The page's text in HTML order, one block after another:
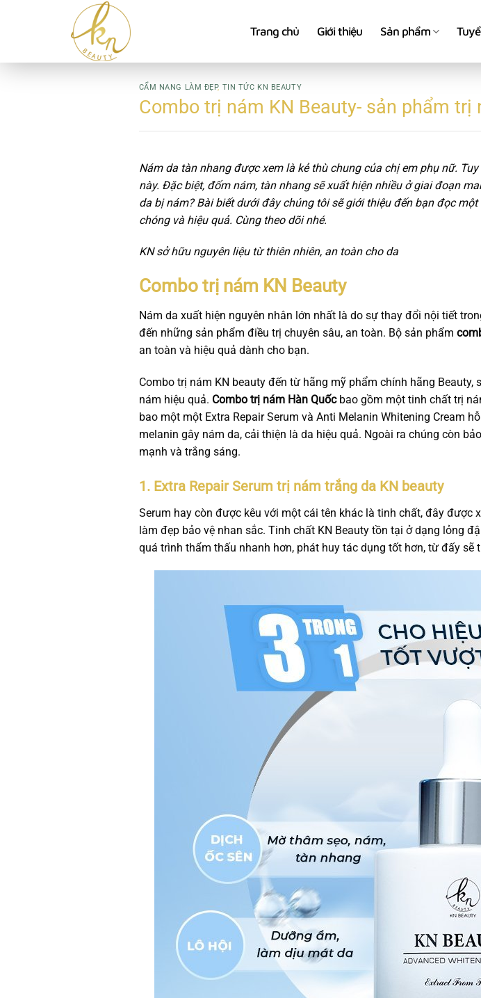
dung
Trang chủ Giới thiệu Sản phẩm
CẨM NANG LÀM ĐẸP, TIN TỨC KN BEAUTY
Combo trị nám KN Beauty- sản phẩm trị
Nám da tàn nhang được xem là kẻ thù chung của chị em phụ nữ.
này. Đặc biệt, đốm nám, tàn nhang sẽ xuất hiện nhiều ở giai đoạn
da bị nám? Bài biết dưới đây chúng tôi sẽ giới thiệu đến bạn đọc
chóng và hiệu quả. Cùng theo dõi nhé.
KN sở hữu nguyên liệu từ thiên nhiên, an toàn cho da
Combo trị nám KN Beauty
Nám da xuất hiện nguyên nhân lớn nhất là do sự thay đổi nội tiết
đến những sản phẩm điều trị chuyên sâu, an toàn. Bộ sản phẩm
an toàn và hiệu quả dành cho bạn.
Combo trị nám KN beautyđến từ hãng mỹ phẩm chính hãng Beauty,
nám hiệu quả. Combo trị nám Hàn Quốcbao gồm một tinh chất trị
bao một một Extra Repair Serum và Anti Melanin Whitening Cream
melanin gây nám da, cải thiện là da hiệu quả. Ngoài ra chúng còn
mạnh và trắng sáng.
1. Extra Repair Serum trị nám trắng da KN beauty
Serum hay còn được kêu với một cái tên khác là tinh chất, đây
làm đẹp bảo vệ nhan sắc. Tinh chất KN Beauty tồn tại ở dạng lỏng
quá trình thẩm thấu nhanh hơn, phát huy tác dụng tốt hơn, từ đấy